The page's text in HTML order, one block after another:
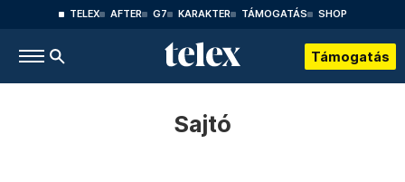
TELEX AFTER G7 KARAKTER TÁMOGATÁS SHOP
Támogatás
Sajtó